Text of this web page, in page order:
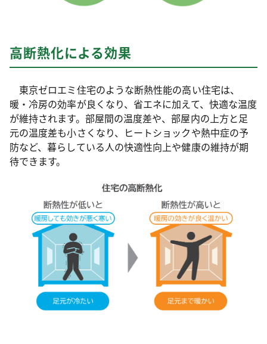
高断熱化による効果
東京ゼロエミ住宅のような断熱性能の高い住宅は、
暖・冷房の効率が良くなり、省エネに加えて、快適な温度
が維持されます。部屋間の温度差や、部屋内の上方と足
元の温度差も小さくなり、ヒートショックや熱中症の予
防など、暮らしている人の快適性向上や健康の維持が期
待できます。